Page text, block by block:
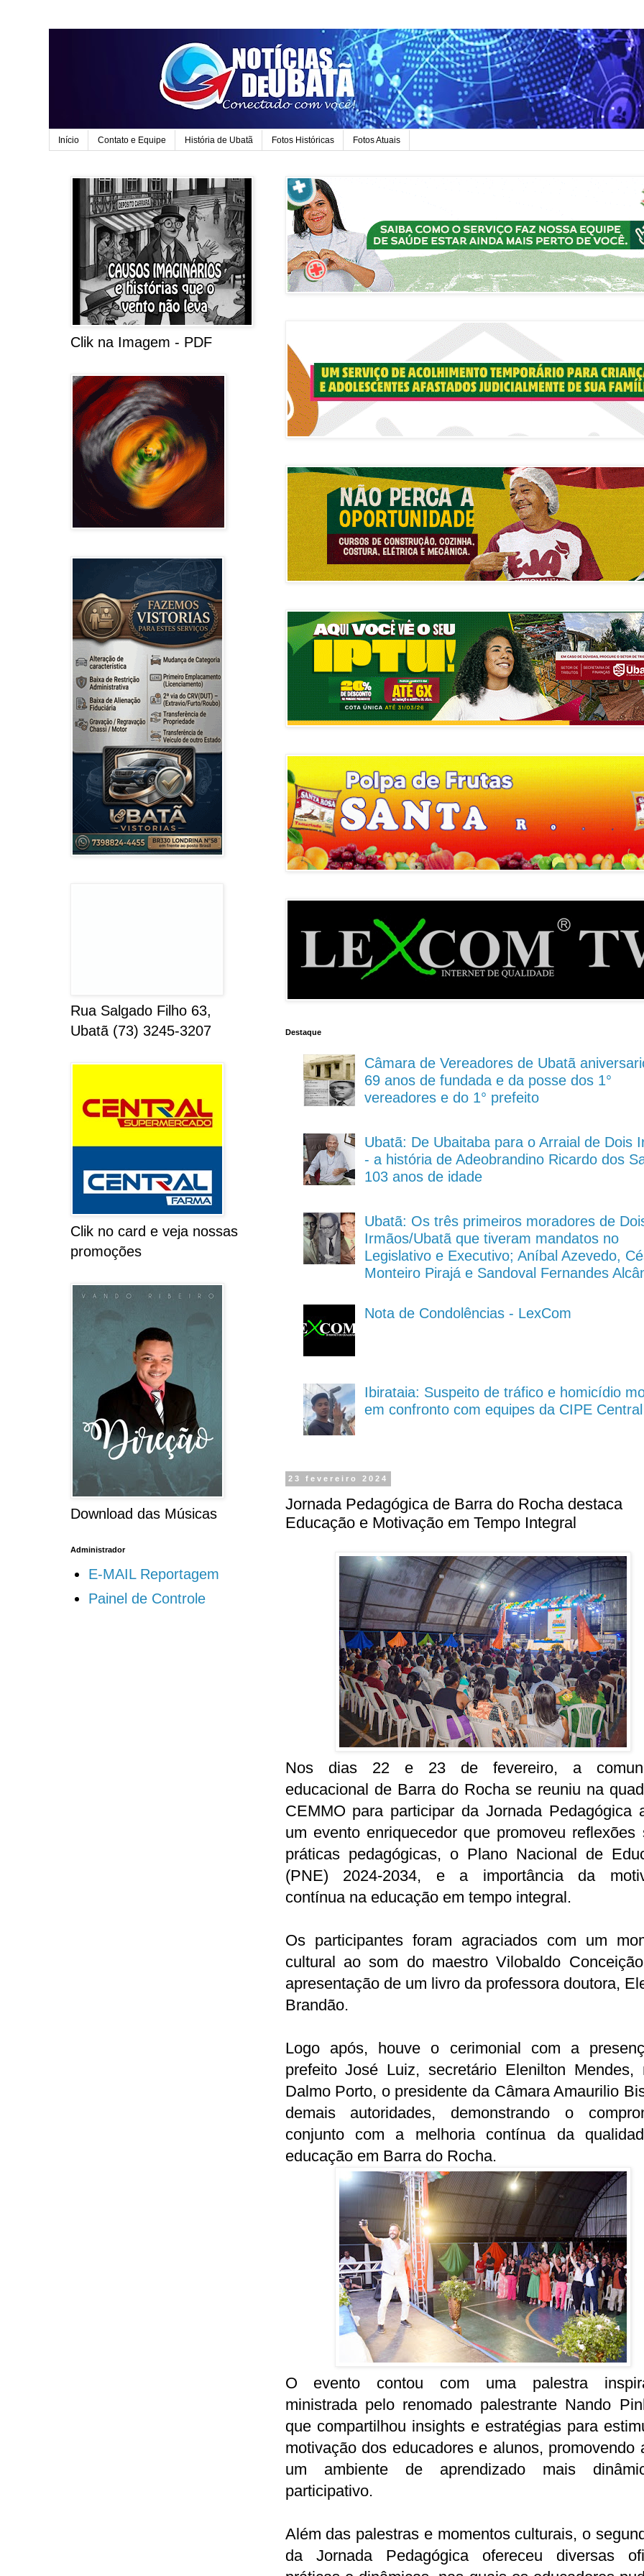
Início Contato e Equipe História de Ubatã Fotos Históricas Fotos Atuais
Destaque
Câmara de Vereadores de Ubatã
69 anos de fundada e da posse dos 1°
vereadores e do 1° prefeito
Ubatã: De Ubaitaba para o Arraial de Dois
- a história de Adeobrandino Ricardo dos
103 anos de idade
Ubatã: Os três primeiros moradores de
Irmãos/Ubatã que tiveram mandatos no
Legislativo e Executivo; Aníbal Azevedo,
Monteiro Pirajá e Sandoval Fernandes
Nota de Condolências - LexCom
Ibirataia: Suspeito de tráfico e homicídio
em confronto com equipes da CIPE Central
23 fevereiro 2024
Jornada Pedagógica de Barra do Rocha destaca
Educação e Motivação em Tempo Integral
Nos dias 22 e 23 de fevereiro, a
educacional de Barra do Rocha se reuniu na
CEMMO para participar da Jornada Pedagógica
um evento enriquecedor que promoveu reflexões
práticas pedagógicas, o Plano Nacional de
(PNE) 2024-2034, e a importância da
contínua na educação em tempo integral.
Os participantes foram agraciados com um
cultural ao som do maestro Vilobaldo
apresentação de um livro da professora doutora,
Brandão.
Logo após, houve o cerimonial com a
prefeito José Luiz, secretário Elenilton Mendes,
Dalmo Porto, o presidente da Câmara Amaurilio
demais autoridades, demonstrando o
conjunto com a melhoria contínua da
educação em Barra do Rocha.
O evento contou com uma palestra
ministrada pelo renomado palestrante Nando
que compartilhou insights e estratégias para
motivação dos educadores e alunos, promovendo
um ambiente de aprendizado mais
participativo.
Além das palestras e momentos culturais, o
da Jornada Pedagógica ofereceu diversas
Clik na Imagem - PDF
Rua Salgado Filho 63,
Ubatã (73) 3245-3207
Clik no card e veja nossas
promoções
Download das Músicas
Administrador
E-MAIL Reportagem
Painel de Controle